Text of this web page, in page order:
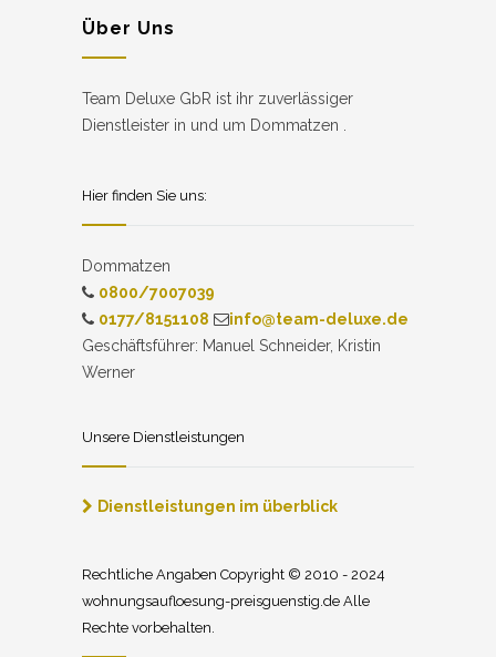
Über Uns
Team Deluxe GbR ist ihr zuverlässiger
Dienstleister in und um Dommatzen .
Hier finden Sie uns:
Dommatzen
0800/7007039
0177/8151108
info@team-deluxe.de
Geschäftsführer: Manuel Schneider, Kristin
Werner
Unsere Dienstleistungen
Dienstleistungen im überblick
Rechtliche Angaben Copyright © 2010 - 2024
wohnungsaufloesung-preisguenstig.de Alle
Rechte vorbehalten.